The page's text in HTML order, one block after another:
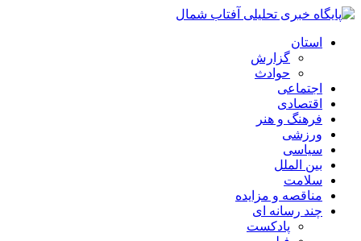
استان
گزارش
حوادث
اجتماعی
اقتصادی
فرهنگ و هنر
ورزشی
سیاسی
بین الملل
سلامت
مناقصه و مزایده
چند رسانه ای
پادکست